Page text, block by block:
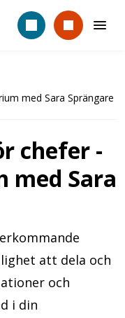
med Sara Sprängare
chefer -
med Sara
att dela och
och
i din